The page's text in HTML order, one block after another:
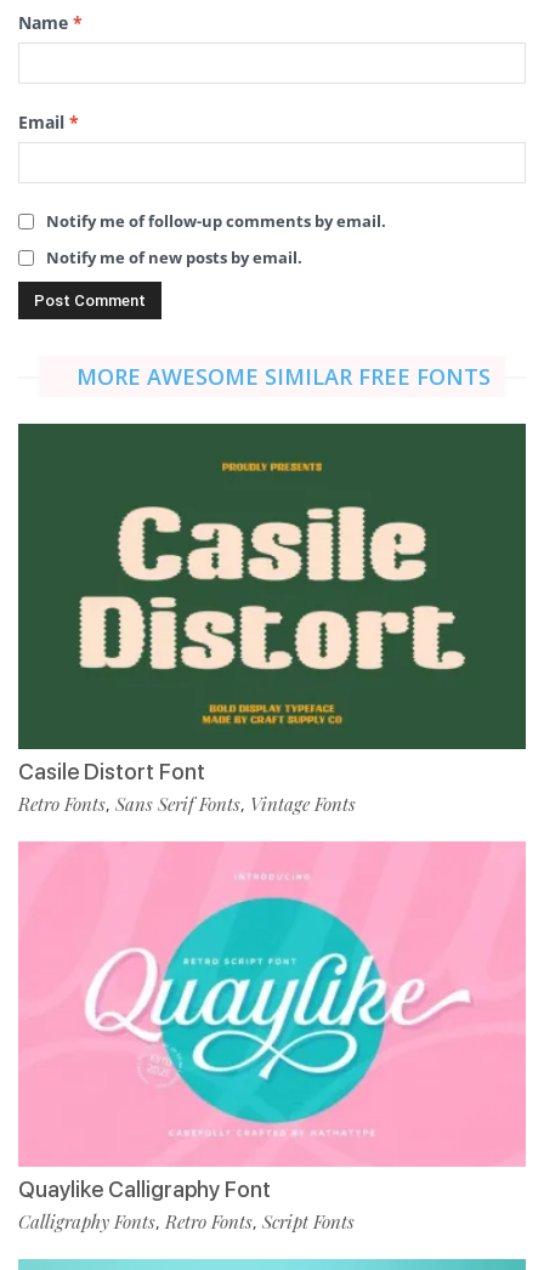
Name *
Email *
Notify me of follow-up comments by email.
Notify me of new posts by email.
MORE AWESOME SIMILAR FREE FONTS
Casile Distort Font
Retro Fonts, Sans Serif Fonts, Vintage Fonts
Quaylike Calligraphy Font
Calligraphy Fonts, Retro Fonts, Script Fonts